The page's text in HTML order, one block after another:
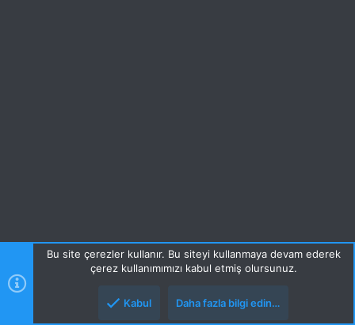
Bu site çerezler kullanır. Bu siteyi kullanmaya devam ederek
çerez kullanımımızı kabul etmiş olursunuz.
Kabul Daha fazla bilgi edin…